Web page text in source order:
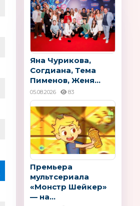
Яна Чурикова,
Согдиана, Тема
Пименов, Женя...
05.08.2026 83
Премьера
мультсериала
«Монстр Шейкер»
— на...